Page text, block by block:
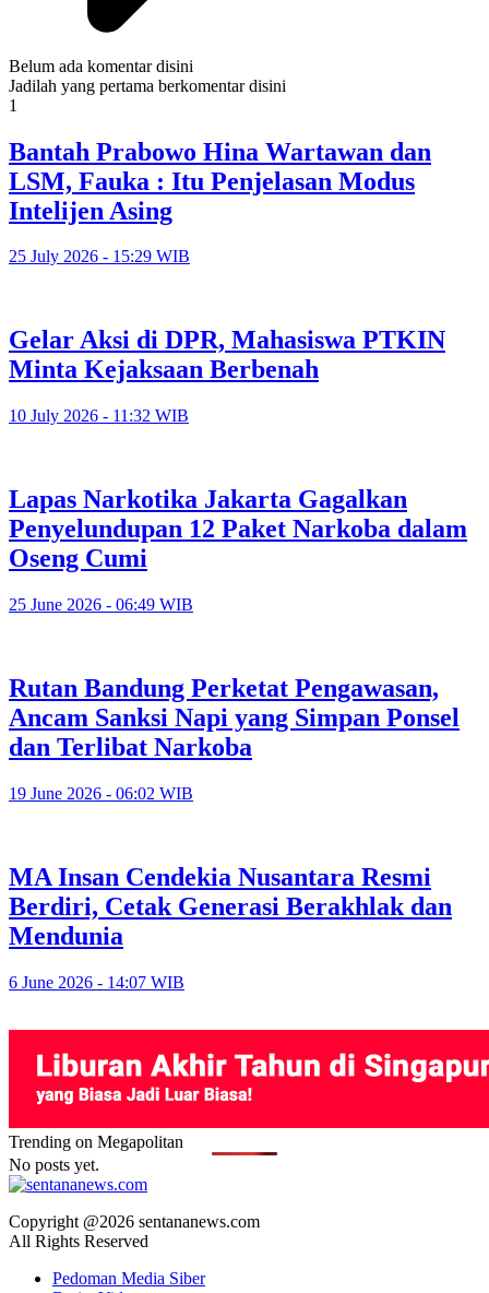
Belum ada komentar disini
Jadilah yang pertama berkomentar disini
1
Bantah Prabowo Hina Wartawan dan
LSM, Fauka : Itu Penjelasan Modus
Intelijen Asing
25 July 2026 - 15:29 WIB
Gelar Aksi di DPR, Mahasiswa PTKIN
Minta Kejaksaan Berbenah
10 July 2026 - 11:32 WIB
Lapas Narkotika Jakarta Gagalkan
Penyelundupan 12 Paket Narkoba dalam
Oseng Cumi
25 June 2026 - 06:49 WIB
Rutan Bandung Perketat Pengawasan,
Ancam Sanksi Napi yang Simpan Ponsel
dan Terlibat Narkoba
19 June 2026 - 06:02 WIB
MA Insan Cendekia Nusantara Resmi
Berdiri, Cetak Generasi Berakhlak dan
Mendunia
6 June 2026 - 14:07 WIB
Trending on Megapolitan
No posts yet.
Copyright @2026 sentananews.com
All Rights Reserved
Pedoman Media Siber